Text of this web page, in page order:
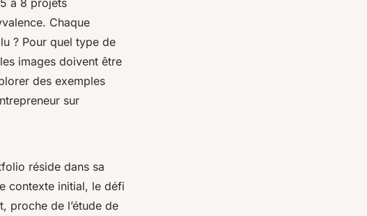
Chaque
? Pour quel type de
images doivent être
des exemples
sur
réside dans sa
contexte initial, le défi
proche de l’étude de